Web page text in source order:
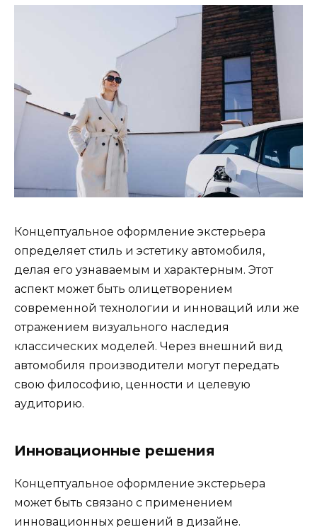
Концептуальное оформление экстерьера
определяет стиль и эстетику автомобиля,
делая его узнаваемым и характерным. Этот
аспект может быть олицетворением
современной технологии и инноваций или же
отражением визуального наследия
классических моделей. Через внешний вид
автомобиля производители могут передать
свою философию, ценности и целевую
аудиторию.
Инновационные решения
Концептуальное оформление экстерьера
может быть связано с применением
инновационных решений в дизайне.